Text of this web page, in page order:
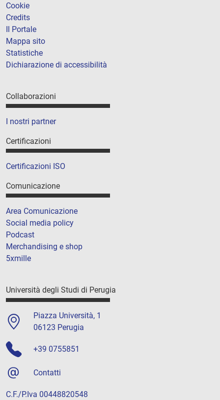
Cookie
Credits
Il Portale
Mappa sito
Statistiche
Dichiarazione di accessibilità
Collaborazioni
I nostri partner
Certificazioni
Certificazioni ISO
Comunicazione
Area Comunicazione
Social media policy
Podcast
Merchandising e shop
5xmille
Università degli Studi di Perugia
Piazza Università, 1
06123 Perugia
+39 0755851
Contatti
C.F./P.Iva 00448820548